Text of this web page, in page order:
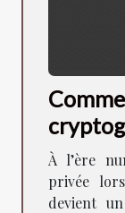
?
À l’ère
privée
devient